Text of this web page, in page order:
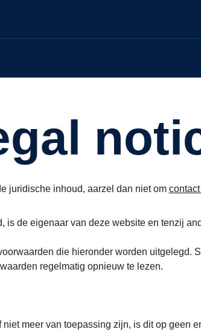
juridische inhoud, aarzel dan niet om
de eigenaar van deze website en tenzij
die hieronder worden
regelmatig opnieuw te lezen.
meer van toepassing zijn, is dit op geen